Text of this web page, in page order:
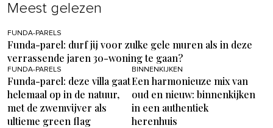
Meest gelezen
FUNDA-PARELS
Funda-parel: durf jij voor zulke gele muren als in deze
verrassende jaren 30-woning te gaan?
FUNDA-PARELS
Funda-parel: deze villa gaat
helemaal op in de natuur,
met de zwemvijver als
ultieme green flag
BINNENKIJKEN
Een harmonieuze mix van
oud en nieuw: binnenkijken
in een authentiek
herenhuis